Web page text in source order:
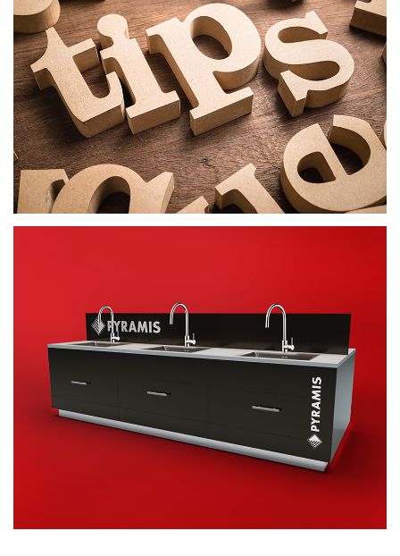
ΕΞΥΠΝΕΣ ΣΥΜΒΟΥΛΕΣ
ΔΗΜΙΟΥΡΓΙΚΟ ΠΕΡΙΕΧΟΜΕΝΟ